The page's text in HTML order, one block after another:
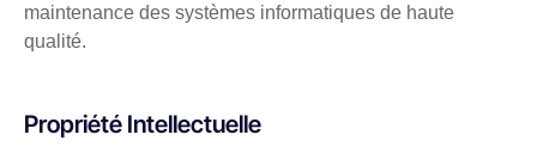
maintenance des systèmes informatiques de haute
qualité.
Propriété Intellectuelle